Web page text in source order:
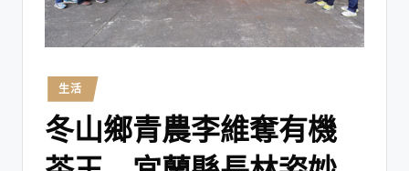
生活
冬山鄉青農李維奪有機